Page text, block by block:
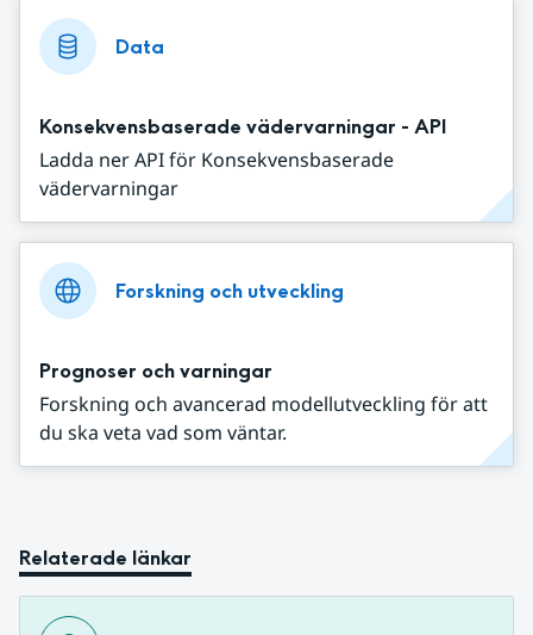
Data
Konsekvensbaserade vädervarningar - API
Ladda ner API för Konsekvensbaserade
vädervarningar
Forskning och utveckling
Prognoser och varningar
Forskning och avancerad modellutveckling för att
du ska veta vad som väntar.
Relaterade länkar